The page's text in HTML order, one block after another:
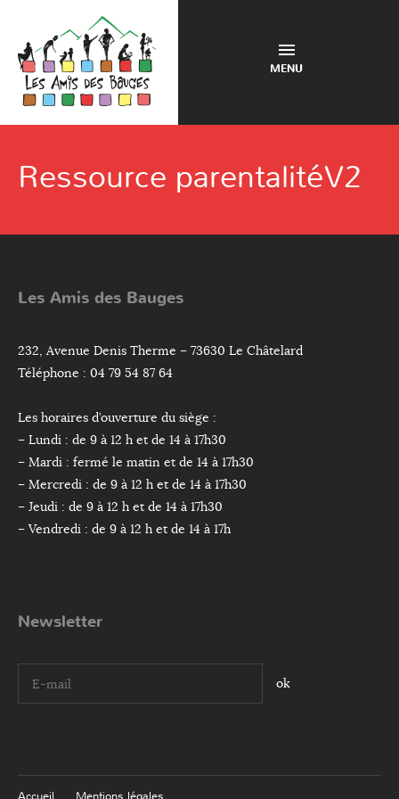
MENU
Ressource parentalitéV2
Les Amis des Bauges
232, Avenue Denis Therme – 73630 Le Châtelard
Téléphone : 04 79 54 87 64
Les horaires d’ouverture du siège :
– Lundi : de 9 à 12 h et de 14 à 17h30
– Mardi : fermé le matin et de 14 à 17h30
– Mercredi : de 9 à 12 h et de 14 à 17h30
– Jeudi : de 9 à 12 h et de 14 à 17h30
– Vendredi : de 9 à 12 h et de 14 à 17h
Newsletter
I agree terms and conditions.*
Accueil Mentions légales